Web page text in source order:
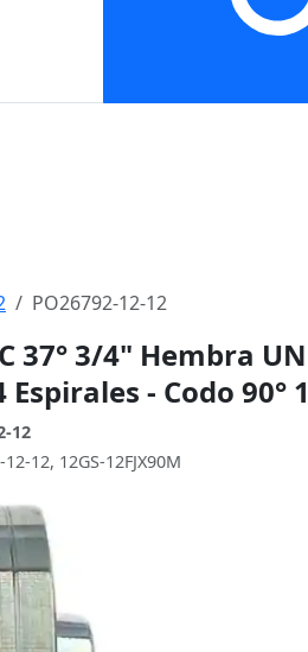
PO26792-12-12
37° 3/4" Hembra
- Codo 90°
12
12, 12GS-12FJX90M